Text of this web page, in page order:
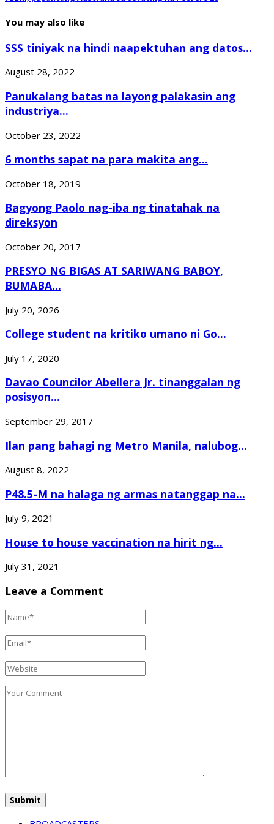
You may also like
SSS tiniyak na hindi naapektuhan ang datos...
August 28, 2022
Panukalang batas na layong palakasin ang
industriya...
October 23, 2022
6 months sapat na para makita ang...
October 18, 2019
Bagyong Paolo nag-iba ng tinatahak na
direksyon
October 20, 2017
PRESYO NG BIGAS AT SARIWANG BABOY,
BUMABA...
July 20, 2026
College student na kritiko umano ni Go...
July 17, 2020
Davao Councilor Abellera Jr. tinanggalan ng
posisyon...
September 29, 2017
Ilan pang bahagi ng Metro Manila, nalubog...
August 8, 2022
P48.5-M na halaga ng armas natanggap na...
July 9, 2021
House to house vaccination na hirit ng...
July 31, 2021
Leave a Comment